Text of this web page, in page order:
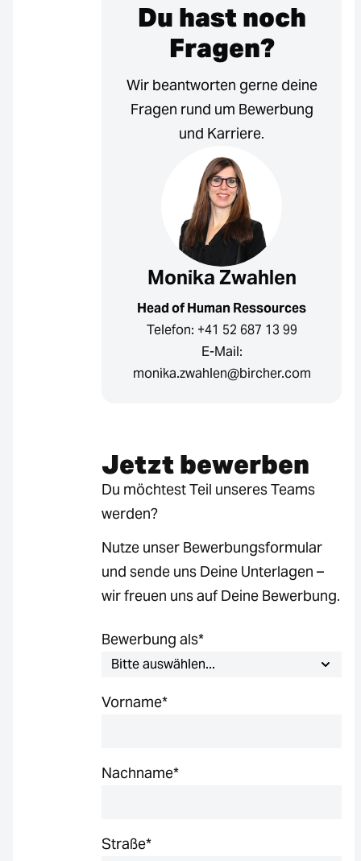
Du hast noch
Fragen?
Wir beantworten gerne deine
Fragen rund um Bewerbung
und Karriere.
Monika Zwahlen
Head of Human Ressources
Telefon: +41 52 687 13 99
E-Mail:
monika.zwahlen@bircher.com
Jetzt bewerben
Du möchtest Teil unseres Teams
werden?
Nutze unser Bewerbungsformular
und sende uns Deine Unterlagen –
wir freuen uns auf Deine Bewerbung.
Bewerbung als*
Vorname*
Nachname*
Straße*